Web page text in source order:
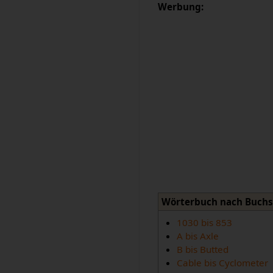
Werbung:
Wörterbuch nach
1030 bis 853
A bis Axle
B bis Butted
Cable bis Cyclometer